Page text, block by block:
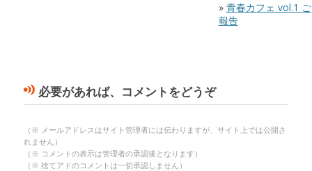
» 青春カフェ vol.1 ご
報告
必要があれば、コメントをどうぞ
（※ メールアドレスはサイト管理者には伝わりますが、サイト上では公開さ
れません）
（※ コメントの表示は管理者の承認後となります）
（※ 捨てアドのコメントは一切承認しません）